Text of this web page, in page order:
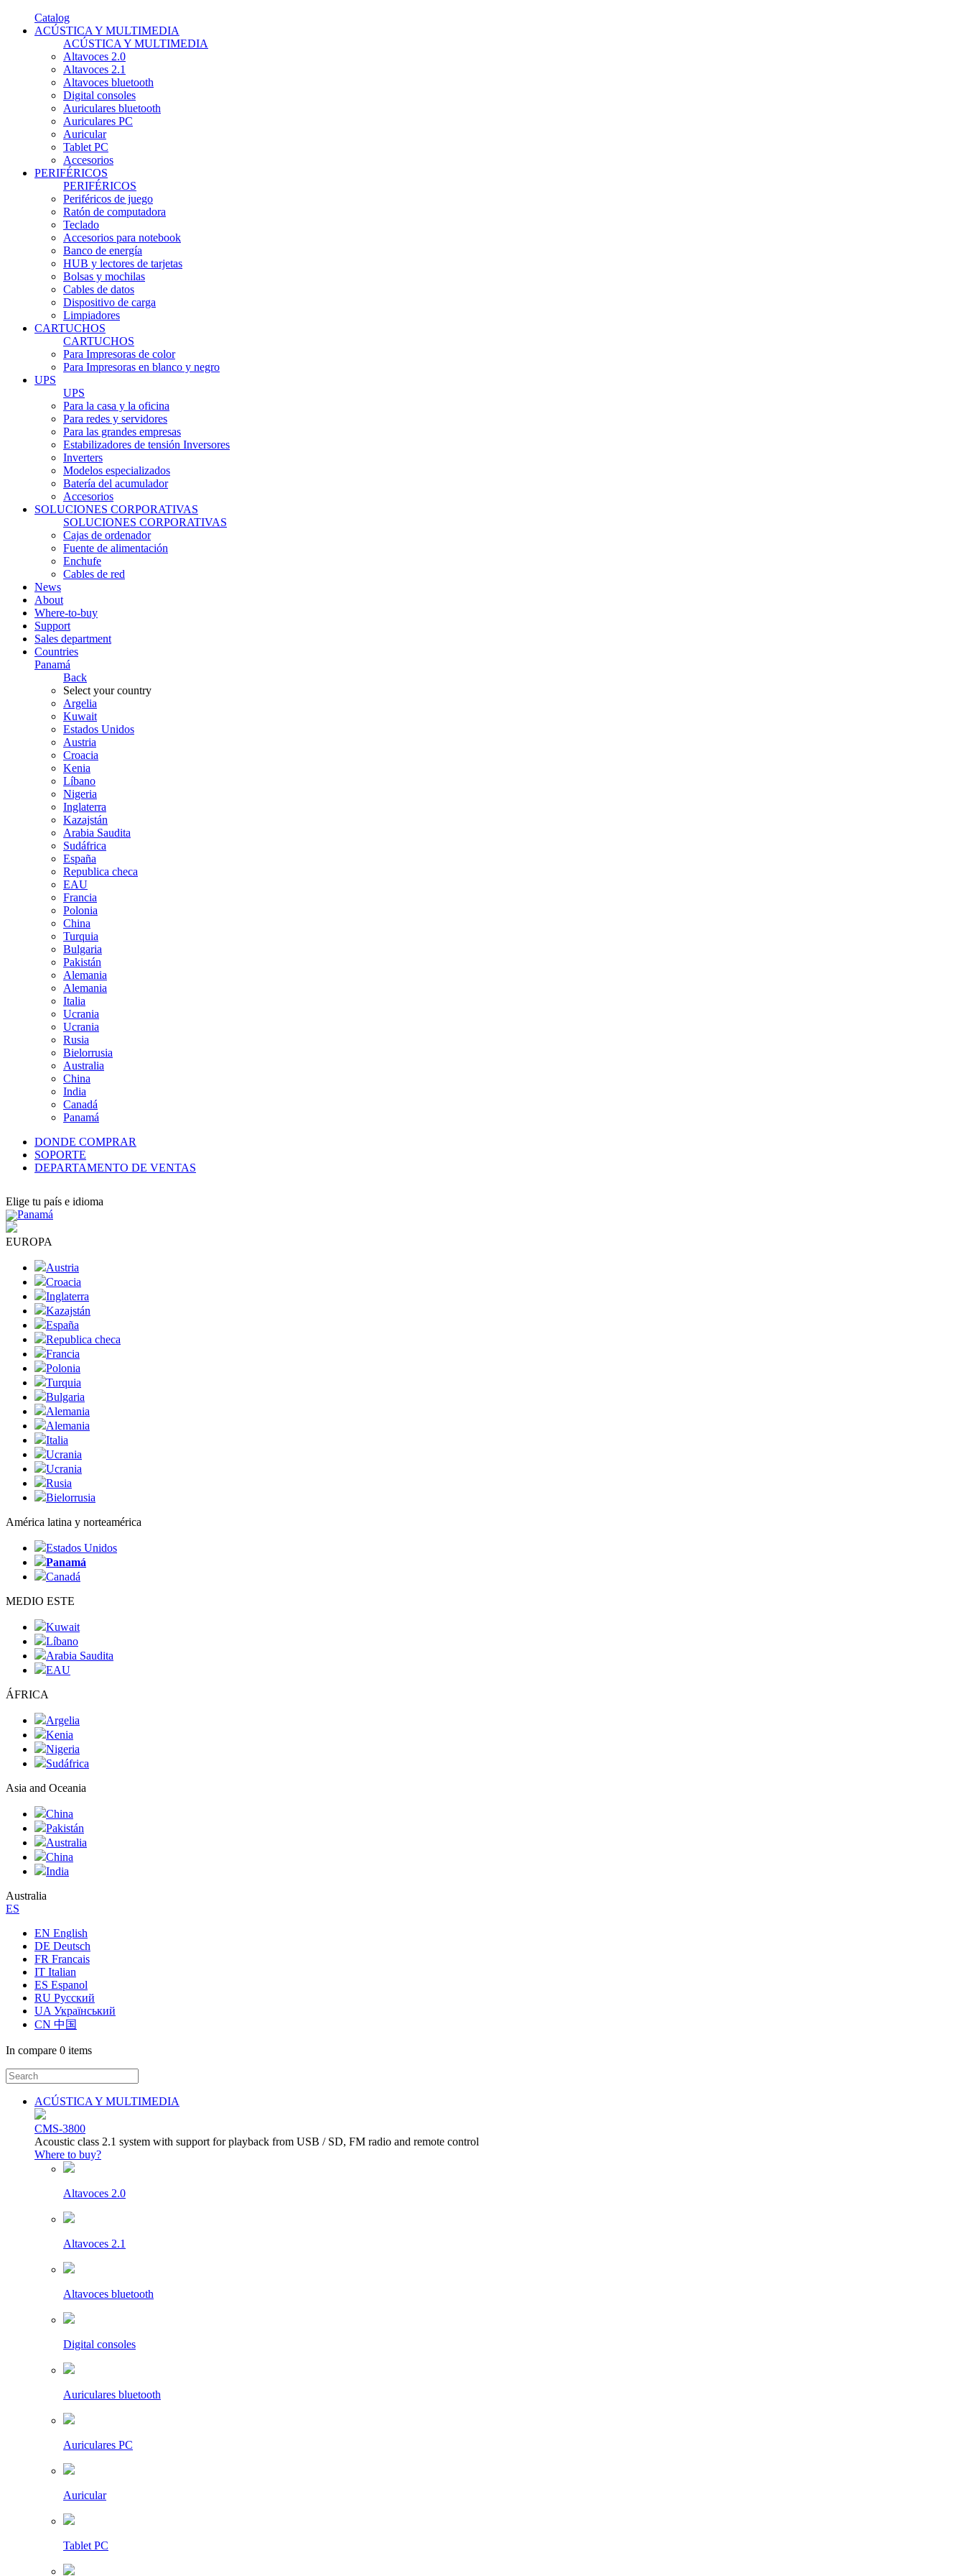
Catalog
ACÚSTICA Y MULTIMEDIA
ACÚSTICA Y MULTIMEDIA
Altavoces 2.0
Altavoces 2.1
Altavoces bluetooth
Digital consoles
Auriculares bluetooth
Auriculares PC
Auricular
Tablet PC
Accesorios
PERIFÉRICOS
PERIFÉRICOS
Periféricos de juego
Ratón de computadora
Teclado
Accesorios para notebook
Banco de energía
HUB y lectores de tarjetas
Bolsas y mochilas
Cables de datos
Dispositivo de carga
Limpiadores
CARTUCHOS
CARTUCHOS
Para Impresoras de color
Para Impresoras en blanco y negro
UPS
UPS
Para la casa y la oficina
Para redes y servidores
Para las grandes empresas
Estabilizadores de tensión Inversores
Inverters
Modelos especializados
Batería del acumulador
Accesorios
SOLUCIONES CORPORATIVAS
SOLUCIONES CORPORATIVAS
Cajas de ordenador
Fuente de alimentación
Enchufe
Cables de red
News
About
Where-to-buy
Support
Sales department
Countries
Panamá
Back
Select your country
Argelia
Kuwait
Estados Unidos
Austria
Croacia
Kenia
Líbano
Nigeria
Inglaterra
Kazajstán
Arabia Saudita
Sudáfrica
España
Republica checa
EAU
Francia
Polonia
China
Turquia
Bulgaria
Pakistán
Alemania
Alemania
Italia
Ucrania
Ucrania
Rusia
Bielorrusia
Australia
China
India
Canadá
Panamá
DONDE COMPRAR
SOPORTE
DEPARTAMENTO DE VENTAS
Elige tu país e idioma
Panamá
EUROPA
Austria
Croacia
Inglaterra
Kazajstán
España
Republica checa
Francia
Polonia
Turquia
Bulgaria
Alemania
Alemania
Italia
Ucrania
Ucrania
Rusia
Bielorrusia
América latina y norteamérica
Estados Unidos
Panamá
Canadá
MEDIO ESTE
Kuwait
Líbano
Arabia Saudita
EAU
ÁFRICA
Argelia
Kenia
Nigeria
Sudáfrica
Asia and Oceania
China
Pakistán
Australia
China
India
Australia
ES
EN English
DE Deutsch
FR Francais
IT Italian
ES Espanol
RU Русский
UA Український
CN 中国
In compare 0 items
ACÚSTICA Y MULTIMEDIA
CMS-3800
Acoustic class 2.1 system with support for playback from USB / SD, FM radio and remote control
Where to buy?
Altavoces 2.0
Altavoces 2.1
Altavoces bluetooth
Digital consoles
Auriculares bluetooth
Auriculares PC
Auricular
Tablet PC